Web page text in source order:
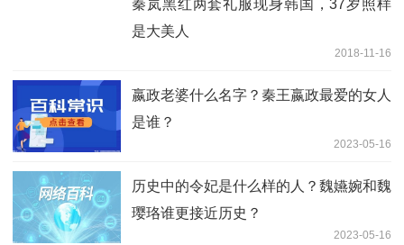
秦岚黑红两套礼服现身韩国，37岁照样
是大美人
2018-11-16
嬴政老婆什么名字？秦王嬴政最爱的女人
是谁？
2023-05-16
历史中的令妃是什么样的人？魏嬿婉和魏
璎珞谁更接近历史？
2023-05-16